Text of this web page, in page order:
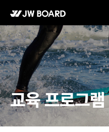
교육 프로그램